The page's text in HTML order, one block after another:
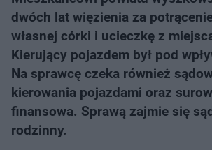
dwóch lat więzienia za
własnej córki i ucieczkę z
Kierujący pojazdem był pod
Na sprawcę czeka również
kierowania pojazdami oraz
finansowa. Sprawą zajmie się
rodzinny.